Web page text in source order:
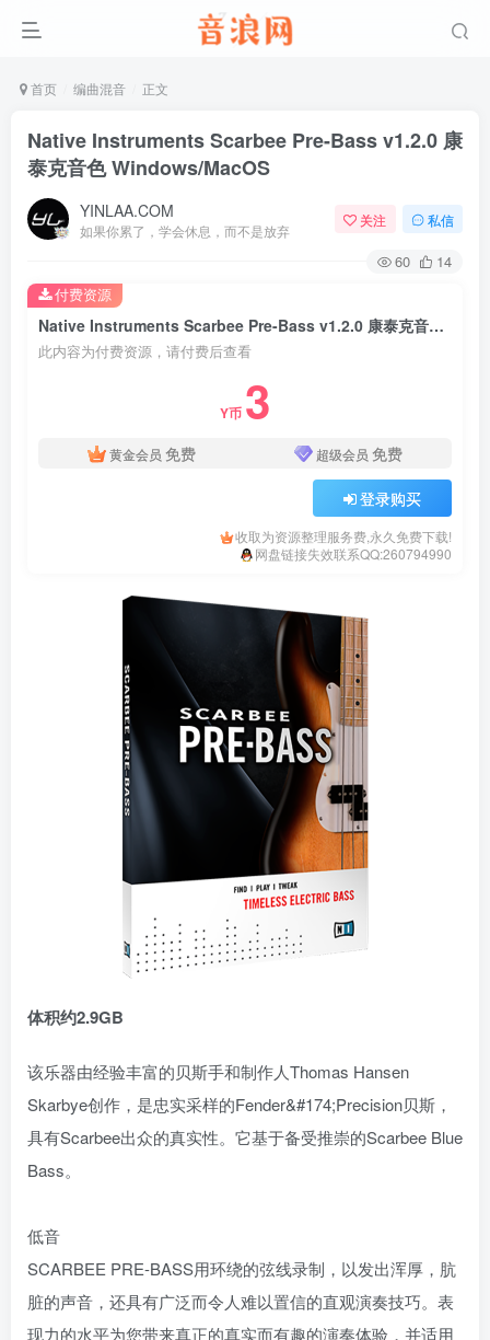
首页 编曲混音 正文
Native Instruments Scarbee Pre-Bass v1.2.0 康
泰克音色 Windows/MacOS
YINLAA.COM
如果你累了，学会休息，而不是放弃
关注 私信
60 14
Native Instruments Scarbee Pre-Bass v1.2.0 康泰克音色 Windows/MacOS
此内容为付费资源，请付费后查看
Y币 3
黄金会员 免费 超级会员 免费
登录购买
收取为资源整理服务费,永久免费下载!
网盘链接失效联系QQ:260794990
付费资源
体积约2.9GB
该乐器由经验丰富的贝斯手和制作人Thomas Hansen
Skarbye创作，是忠实采样的Fender&#174;Precision贝斯，
具有Scarbee出众的真实性。它基于备受推崇的Scarbee Blue
Bass。
低音
SCARBEE PRE-BASS用环绕的弦线录制，以发出浑厚，肮
脏的声音，还具有广泛而令人难以置信的直观演奏技巧。表
现力的水平为您带来真正的真实而有趣的演奏体验，并适用